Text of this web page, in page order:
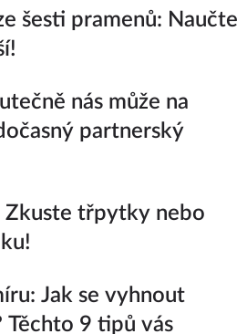
šesti pramenů: Naučte
nás může na
partnerský
Zkuste třpytky nebo
Jak se vyhnout
Těchto 9 tipů vás